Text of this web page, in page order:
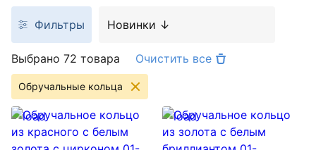
Выбрано 72 товара Очистить все
Обручальные кольца
Фильтры Новинки ↓